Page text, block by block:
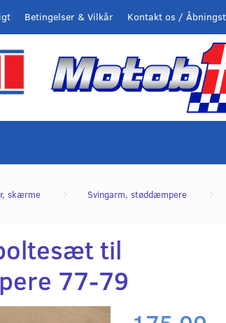
Kontakt os /
Betingelser & Vilkår
skærme Svingarm, støddæmpere
til
77-79